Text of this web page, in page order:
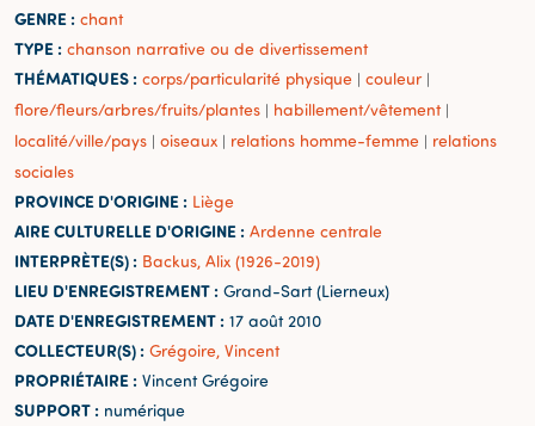
GENRE : chant
TYPE : chanson narrative ou de divertissement
THÉMATIQUES : corps/particularité physique | couleur |
flore/fleurs/arbres/fruits/plantes | habillement/vêtement |
localité/ville/pays | oiseaux | relations homme-femme | relations
sociales
PROVINCE D'ORIGINE : Liège
AIRE CULTURELLE D'ORIGINE : Ardenne centrale
INTERPRÈTE(S) : Backus, Alix (1926-2019)
LIEU D'ENREGISTREMENT : Grand-Sart (Lierneux)
DATE D'ENREGISTREMENT : 17 août 2010
COLLECTEUR(S) : Grégoire, Vincent
PROPRIÉTAIRE : Vincent Grégoire
SUPPORT : numérique